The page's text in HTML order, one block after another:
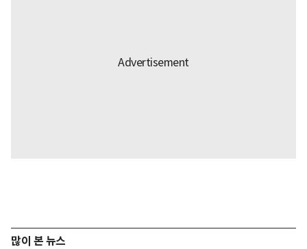
많이 본 뉴스